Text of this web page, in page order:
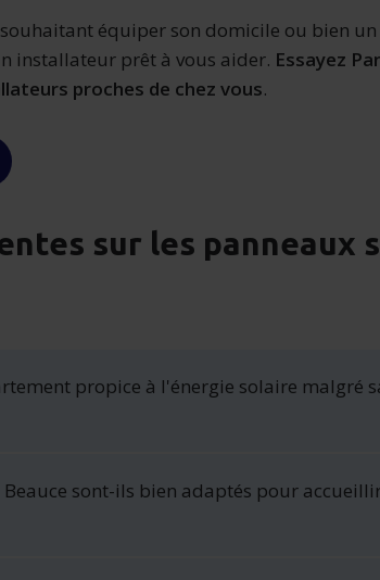
équiper son domicile ou bien un
installateur prêt à vous aider. Essayez
proches de chez vous.
sur les panneaux
propice à l'énergie solaire malgré
Beauce sont-ils bien adaptés pour